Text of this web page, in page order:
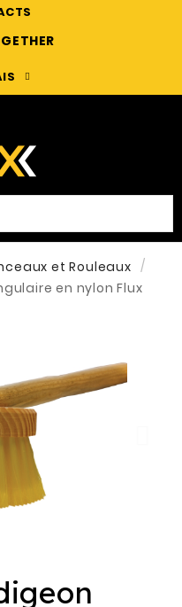
et Rouleaux
en nylon Flux